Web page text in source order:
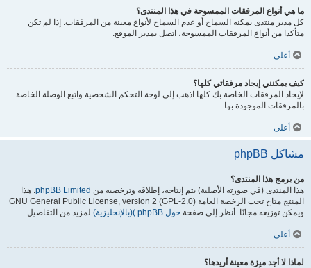
ما هي أنواع المرفقات الممسوحة في هذا المنتدى؟
كل مدير منتدى يمكنه السماح أو عدم السماح لأنواع معينة من المرفقات. إذا لم تكن
متأكدا من أنواع المرفقات الممسوحة، اتصل بمدير الموقع.
أعلى
كيف يمكنني إيجاد مرفقاتي كلها؟
لإيجاد المرفقات الخاصة بك كلها اذهب إلى لوحة التحكم الشخصية واتبع الوصلة الخاصة
بالمرفقات الموجودة بها.
أعلى
مشاكل phpBB
من برمج هذا المنتدى؟
هذا المنتدى (في صورته الأصلية) يتم إنتاجه، إطلاقه وترخصيه من phpBB Limited. هذا
المنتج متاح تحت الرخصة العامة GNU General Public License, version 2 (GPL-2.0)
ويمكن توزيعه مجانًا. أنظر إلى صفحة حول phpBB )(بالإنجليزية) لمزيد من التفاصيل.
أعلى
لماذا لا أجد ميزة معينة أريدها؟